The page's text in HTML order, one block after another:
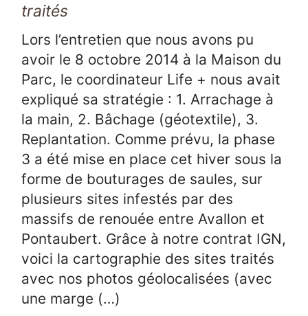
traités
Lors l’entretien que nous avons pu
avoir le 8 octobre 2014 à la Maison du
Parc, le coordinateur Life + nous avait
expliqué sa stratégie : 1. Arrachage à
la main, 2. Bâchage (géotextile), 3.
Replantation. Comme prévu, la phase
3 a été mise en place cet hiver sous la
forme de bouturages de saules, sur
plusieurs sites infestés par des
massifs de renouée entre Avallon et
Pontaubert. Grâce à notre contrat IGN,
voici la cartographie des sites traités
avec nos photos géolocalisées (avec
une marge (…)